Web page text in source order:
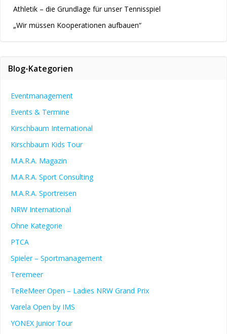
Athletik – die Grundlage für unser Tennisspiel
„Wir müssen Kooperationen aufbauen“
Blog-Kategorien
Eventmanagement
Events & Termine
Kirschbaum International
Kirschbaum Kids Tour
M.A.R.A. Magazin
M.A.R.A. Sport Consulting
M.A.R.A. Sportreisen
NRW International
Ohne Kategorie
PTCA
Spieler – Sportmanagement
Teremeer
TeReMeer Open – Ladies NRW Grand Prix
Varela Open by IMS
YONEX Junior Tour